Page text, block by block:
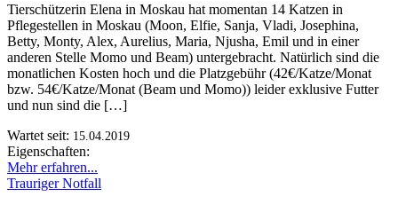
Tierschützerin Elena in Moskau hat momentan 14 Katzen in
Pflegestellen in Moskau (Moon, Elfie, Sanja, Vladi, Josephina,
Betty, Monty, Alex, Aurelius, Maria, Njusha, Emil und in einer
anderen Stelle Momo und Beam) untergebracht. Natürlich sind die
monatlichen Kosten hoch und die Platzgebühr (42€/Katze/Monat
bzw. 54€/Katze/Monat (Beam und Momo)) leider exklusive Futter
und nun sind die […]
Wartet seit: 15.04.2019
Eigenschaften:
Mehr erfahren...
Trauriger Notfall